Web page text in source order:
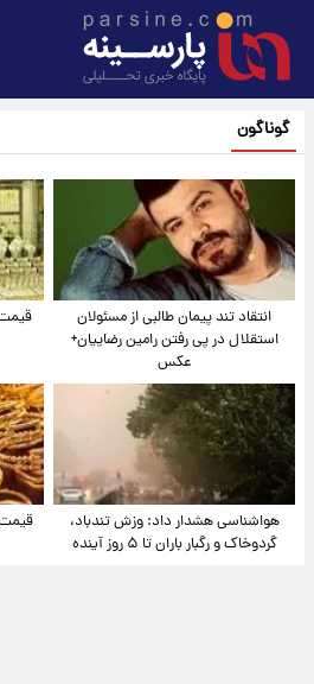
گوناگون
انتقاد تند پیمان طالبی از مسئولان
استقلال در پی رفتن رامین رضاییان+
عکس
هواشناسی هشدار داد: وزش تندباد،
گردوخاک و رگبار باران تا ۵ روز آینده